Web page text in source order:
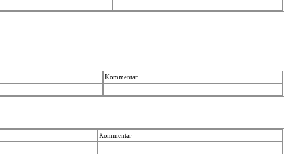
Kommentar
Kommentar